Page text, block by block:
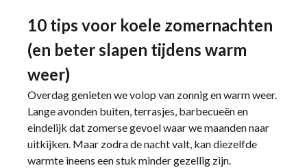
10 tips voor koele zomernachten
(en beter slapen tijdens warm
weer)
Overdag genieten we volop van zonnig en warm weer.
Lange avonden buiten, terrasjes, barbecueën en
eindelijk dat zomerse gevoel waar we maanden naar
uitkijken. Maar zodra de nacht valt, kan diezelfde
warmte ineens een stuk minder gezellig zijn.